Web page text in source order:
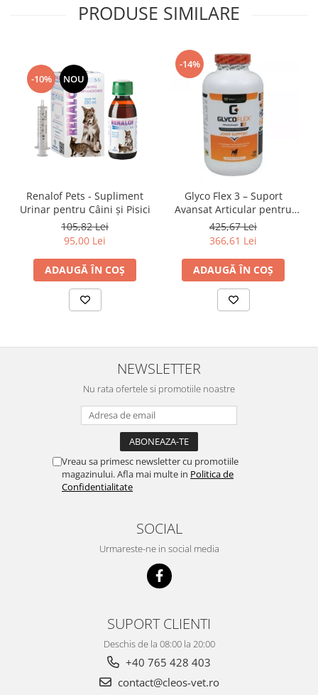
PRODUSE SIMILARE
-10% NOU
Renalof Pets - Supliment
Urinar pentru Câini și Pisici
105,82 Lei
95,00 Lei
ADAUGĂ ÎN COȘ
-14%
Glyco Flex 3 – Suport
Avansat Articular pentru
Câini
425,67 Lei
366,61 Lei
ADAUGĂ ÎN COȘ
NEWSLETTER
Nu rata ofertele si promotiile noastre
Vreau sa primesc newsletter cu promotiile
magazinului. Afla mai multe in Politica de
Confidentialitate
SOCIAL
Urmareste-ne in social media
SUPORT CLIENTI
Deschis de la 08:00 la 20:00
+40 765 428 403
contact@cleos-vet.ro